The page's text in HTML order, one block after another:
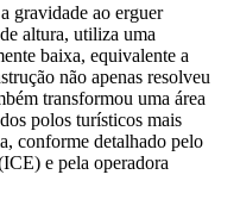
gravidade ao erguer
altura, utiliza uma
baixa, equivalente a
não apenas resolveu
transformou uma área
polos turísticos mais
conforme detalhado pelo
e pela operadora